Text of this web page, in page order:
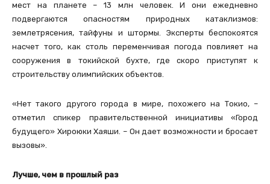
мест на планете – 13 млн человек. И они ежедневно
подвергаются опасностям природных катаклизмов:
землетрясения, тайфуны и штормы. Эксперты беспокоятся
насчет того, как столь переменчивая погода повлияет на
сооружения в токийской бухте, где скоро приступят к
строительству олимпийских объектов.
«Нет такого другого города в мире, похожего на Токио, –
отметил спикер правительственной инициативы «Город
будущего» Хироюки Хаяши. – Он дает возможности и бросает
вызовы».
Лучше, чем в прошлый раз